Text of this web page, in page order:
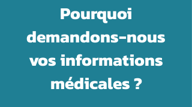
Pourquoi
demandons-nous
vos informations
médicales ?